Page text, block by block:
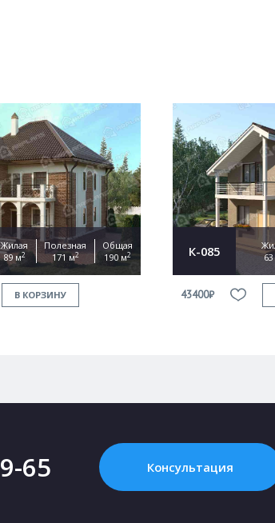
Жилая
89 м2
Полезная
171 м2
Общая
190 м2
В КОРЗИНУ
К-085
43400₽
65 Консультация